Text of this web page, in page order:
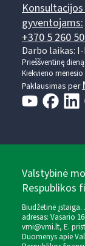
gyventojams:
+370 5 260
Darbo laikas: I-
Prieššventinę
Kiekvieno
Paklausimas per
Valstybinė
Respublikos
Biudžetinė įstaiga.
adresas: Vasario
vmi@vmi.lt, E.
Duomenys apie